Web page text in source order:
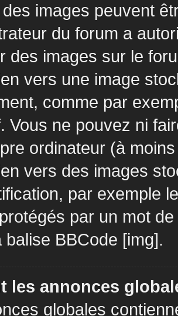
des images peuvent
du forum a
des images sur le
vers une image
comme par
Vous ne pouvez ni
ordinateur (à
vers des images
par exemple
par un mot
balise BBCode [img].
les annonces
globales